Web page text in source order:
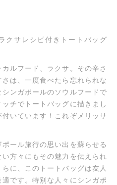
クサレシピ付きトートバッグ
ルフード、ラクサ。その辛さ
は、一度食べたら忘れられな
ンガポールのソウルフードで
チでトートバッグに描きまし
いています！これぞメリッサ
ール旅行の思い出を蘇らせる
方々にもその魅力を伝えられ
に、このトートバッグは友人
です。特別な人々にシンガポ